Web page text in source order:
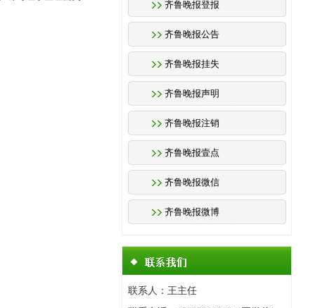
齐鲁晚报登报
齐鲁晚报公告
齐鲁晚报挂失
齐鲁晚报声明
齐鲁晚报注销
齐鲁晚报壹点
齐鲁晚报微信
齐鲁晚报微博
联系人：王主任